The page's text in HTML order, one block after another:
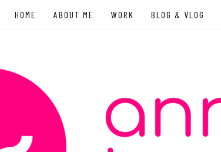
HOME ABOUT ME WORK BLOG & VLOG